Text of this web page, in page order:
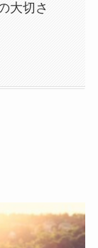
大切さ